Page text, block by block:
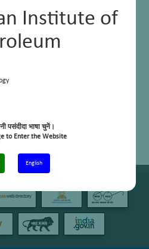
Institute of
पसंदीदा भाषा चुनें।
to Enter the Website
English